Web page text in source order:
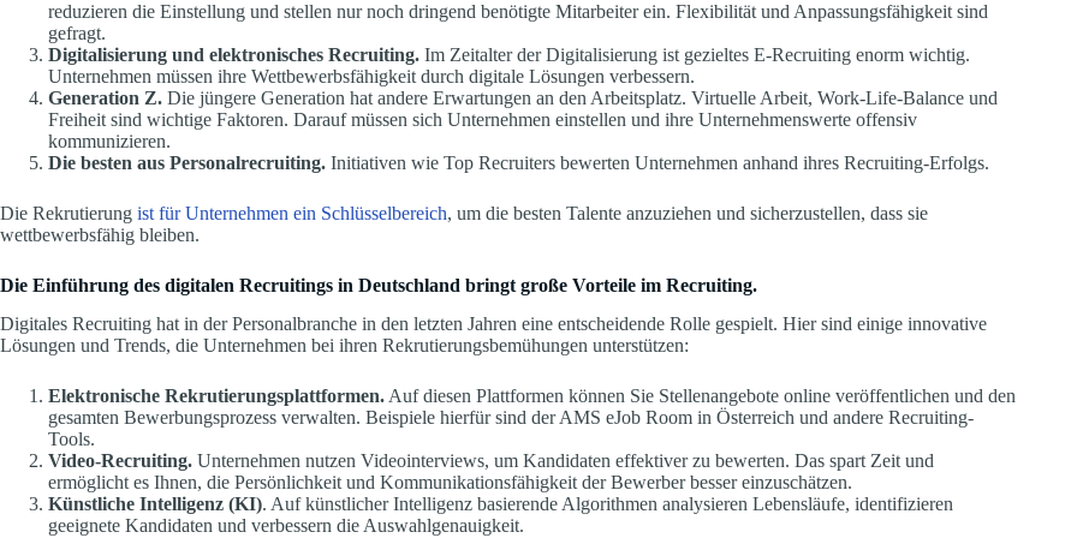
reduzieren die Einstellung und stellen nur noch dringend benötigte Mitarbeiter ein. Flexibilität und Anpassungsfähigkeit sind
gefragt.
Digitalisierung und elektronisches Recruiting. Im Zeitalter der Digitalisierung ist gezieltes E-Recruiting enorm wichtig.
Unternehmen müssen ihre Wettbewerbsfähigkeit durch digitale Lösungen verbessern.
Generation Z. Die jüngere Generation hat andere Erwartungen an den Arbeitsplatz. Virtuelle Arbeit, Work-Life-Balance und
Freiheit sind wichtige Faktoren. Darauf müssen sich Unternehmen einstellen und ihre Unternehmenswerte offensiv
kommunizieren.
Die besten aus Personalrecruiting. Initiativen wie Top Recruiters bewerten Unternehmen anhand ihres Recruiting-Erfolgs.
Die Rekrutierung ist für Unternehmen ein Schlüsselbereich, um die besten Talente anzuziehen und sicherzustellen, dass sie
wettbewerbsfähig bleiben.
Die Einführung des digitalen Recruitings in Deutschland bringt große Vorteile im Recruiting.
Digitales Recruiting hat in der Personalbranche in den letzten Jahren eine entscheidende Rolle gespielt. Hier sind einige innovative
Lösungen und Trends, die Unternehmen bei ihren Rekrutierungsbemühungen unterstützen:
Elektronische Rekrutierungsplattformen. Auf diesen Plattformen können Sie Stellenangebote online veröffentlichen und den
gesamten Bewerbungsprozess verwalten. Beispiele hierfür sind der AMS eJob Room in Österreich und andere Recruiting-
Tools.
Video-Recruiting. Unternehmen nutzen Videointerviews, um Kandidaten effektiver zu bewerten. Das spart Zeit und
ermöglicht es Ihnen, die Persönlichkeit und Kommunikationsfähigkeit der Bewerber besser einzuschätzen.
Künstliche Intelligenz (KI). Auf künstlicher Intelligenz basierende Algorithmen analysieren Lebensläufe, identifizieren
geeignete Kandidaten und verbessern die Auswahlgenauigkeit.